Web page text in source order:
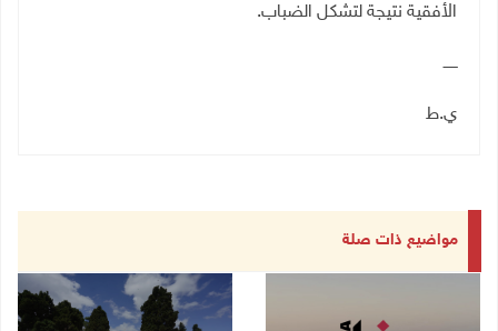
الأفقية نتيجة لتشكل الضباب.
ــــــ
ي.ط
مواضيع ذات صلة